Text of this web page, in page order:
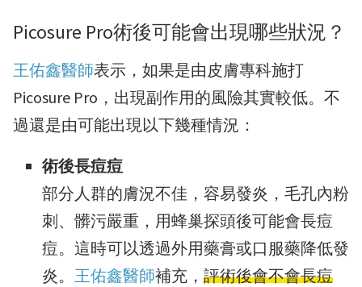
Picosure Pro術後可能會出現哪些狀況？
王佑鑫醫師表示，如果是由皮膚專科施打
Picosure Pro，出現副作用的風險其實較低。不
過還是由可能出現以下幾種情況：
術後長痘痘
部分人群的膚況不佳，容易發炎，毛孔內粉
刺、髒污嚴重，用蜂巢探頭後可能會長痘
痘。這時可以透過外用藥膏或口服藥降低發
炎。 王佑鑫醫師補充， 評術後會不會長痘